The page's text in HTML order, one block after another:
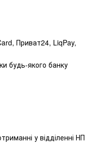
Приват24, LiqPay,
будь-якого банку
у відділенні НП